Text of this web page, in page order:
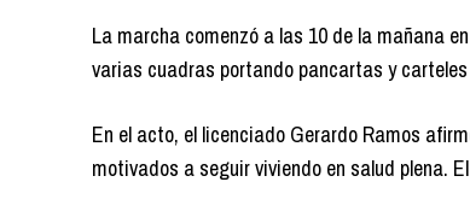
La marcha comenzó a las 10 de la mañana
varias cuadras portando pancartas y
En el acto, el licenciado Gerardo Ramos
motivados a seguir viviendo en salud plena.